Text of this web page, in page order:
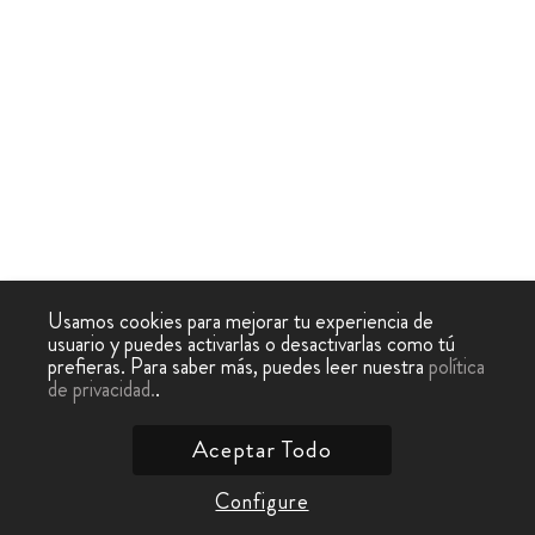
Usamos cookies para mejorar tu experiencia de
usuario y puedes activarlas o desactivarlas como tú
prefieras. Para saber más, puedes leer nuestrapolítica
de privacidad..
Configure
Aceptar Todo